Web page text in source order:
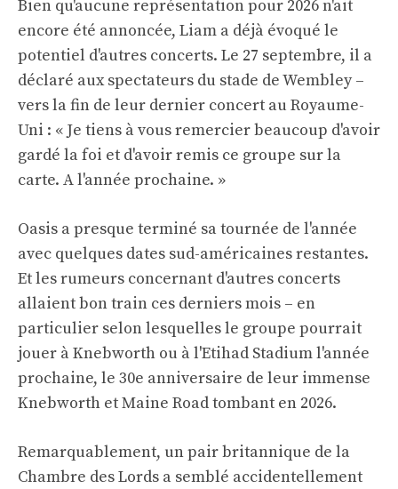
Bien qu'aucune représentation pour 2026 n'ait
encore été annoncée, Liam a déjà évoqué le
potentiel d'autres concerts. Le 27 septembre, il a
déclaré aux spectateurs du stade de Wembley –
vers la fin de leur dernier concert au Royaume-
Uni : « Je tiens à vous remercier beaucoup d'avoir
gardé la foi et d'avoir remis ce groupe sur la
carte. A l'année prochaine. »
Oasis a presque terminé sa tournée de l'année
avec quelques dates sud-américaines restantes.
Et les rumeurs concernant d'autres concerts
allaient bon train ces derniers mois – en
particulier selon lesquelles le groupe pourrait
jouer à Knebworth ou à l'Etihad Stadium l'année
prochaine, le 30e anniversaire de leur immense
Knebworth et Maine Road tombant en 2026.
Remarquablement, un pair britannique de la
Chambre des Lords a semblé accidentellement